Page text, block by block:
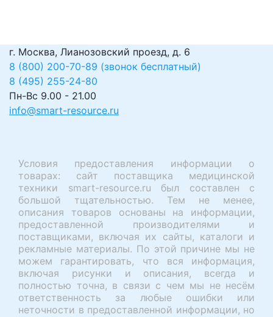
г. Москва, Лианозовский проезд, д. 6
8 (800) 200-70-89 (звонок бесплатный)
8 (495) 255-24-80
Пн-Вс 9.00 - 21.00
info@smart-resource.ru
Условия предоставления информации о
товарах: сайт поставщика медицинской
техники smart-resource.ru был составлен с
большой тщательностью. Тем не менее,
описания товаров основаны на информации,
предоставленной производителями и
поставщиками, включая их сайты, каталоги и
рекламные материалы. По этой причине мы не
можем гарантировать, что вся информация,
включая рисунки и описания, всегда и
полностью точна, в связи с чем мы не несём
ответственность за любые ошибки или
неточности в предоставленной информации, но